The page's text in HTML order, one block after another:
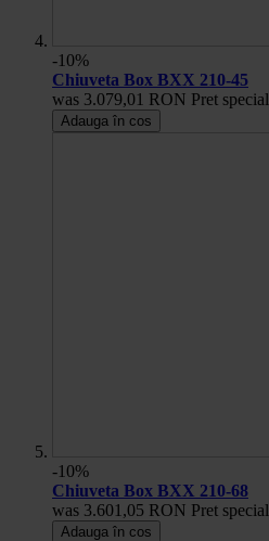
-10%
Chiuveta Box BXX 210-45
was 3.079,01 RON Pret special
Adauga în cos
-10%
Chiuveta Box BXX 210-68
was 3.601,05 RON Pret special
Adauga în cos